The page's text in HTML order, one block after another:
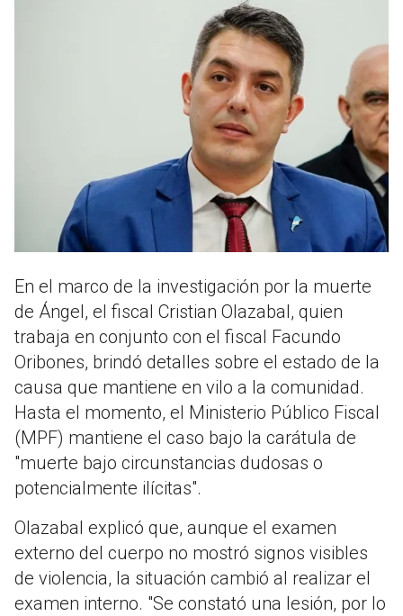
En el marco de la investigación por la muerte
de Ángel, el fiscal Cristian Olazabal, quien
trabaja en conjunto con el fiscal Facundo
Oribones, brindó detalles sobre el estado de la
causa que mantiene en vilo a la comunidad.
Hasta el momento, el Ministerio Público Fiscal
(MPF) mantiene el caso bajo la carátula de
"muerte bajo circunstancias dudosas o
potencialmente ilícitas".
Olazabal explicó que, aunque el examen
externo del cuerpo no mostró signos visibles
de violencia, la situación cambió al realizar el
examen interno. "Se constató una lesión, por lo